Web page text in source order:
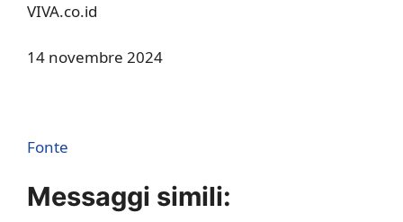
VIVA.co.id
14 novembre 2024
Fonte
Messaggi simili: